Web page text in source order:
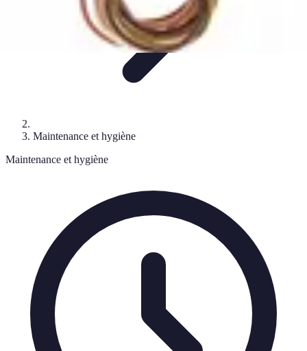
Maintenance et hygiène
Maintenance et hygiène